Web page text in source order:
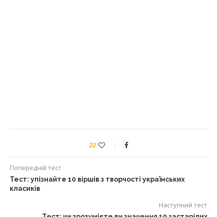
22
Попередній тест
Тест: упізнайте 10 віршів з творчості українських
класиків
Наступний тест